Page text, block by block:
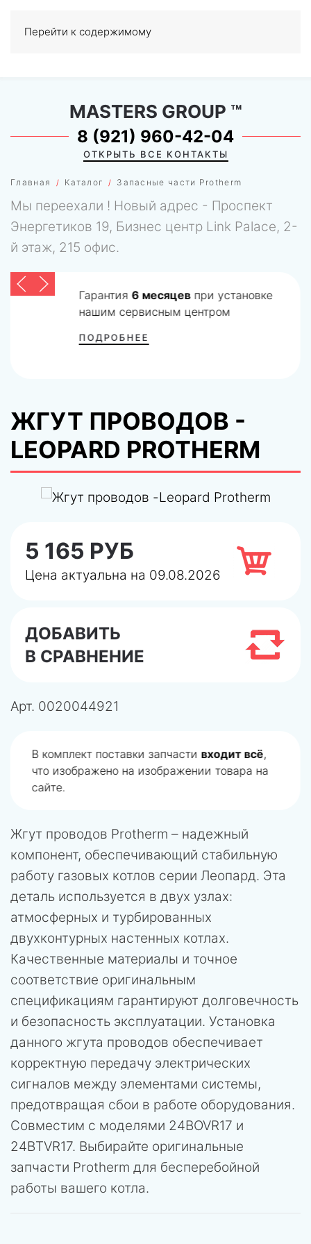
Перейти к содержимому
0
Главная Каталог Запасные части Protherm
MASTERS GROUP ™
8 (921) 960-42-04
ОТКРЫТЬ ВСЕ КОНТАКТЫ
Мы переехали ! Новый адрес - Проспект
Энергетиков 19, Бизнес центр Link Palace, 2-
й этаж, 215 офис.
Гарантия 6 месяцевпри установке
нашим сервисным центром
ПОДРОБНЕЕ
ЖГУТ ПРОВОДОВ -
LEOPARD PROTHERM
5 165 РУБ
Цена актуальна на 09.08.2026
ДОБАВИТЬ
В СРАВНЕНИЕ
Арт. 0020044921
В комплект поставки запчасти входит всё,
что изображено на изображении товара на
сайте.
Жгут проводов Protherm – надежный
компонент, обеспечивающий стабильную
работу газовых котлов серии Леопард. Эта
деталь используется в двух узлах:
атмосферных и турбированных
двухконтурных настенных котлах.
Качественные материалы и точное
соответствие оригинальным
спецификациям гарантируют долговечность
и безопасность эксплуатации. Установка
данного жгута проводов обеспечивает
корректную передачу электрических
сигналов между элементами системы,
предотвращая сбои в работе оборудования.
Совместим с моделями 24BOVR17 и
24BTVR17. Выбирайте оригинальные
запчасти Protherm для бесперебойной
работы вашего котла.